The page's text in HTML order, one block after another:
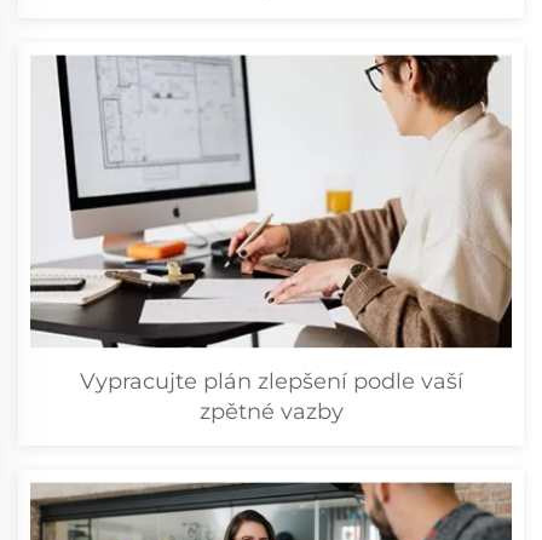
Vypracujte plán zlepšení podle vaší
zpětné vazby